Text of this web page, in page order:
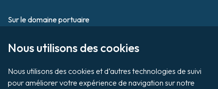
Nous utilisons des cookies
Nous utilisons des cookies et d’autres technologies de suivi
pour améliorer votre expérience de navigation sur notre
Footer
Sur le domaine portuaire
Tournage / Prises de vues
Organiser un évènement